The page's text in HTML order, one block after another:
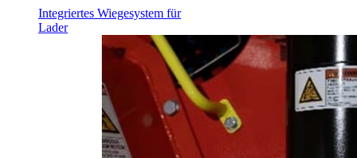
Integriertes Wiegesystem für
Lader